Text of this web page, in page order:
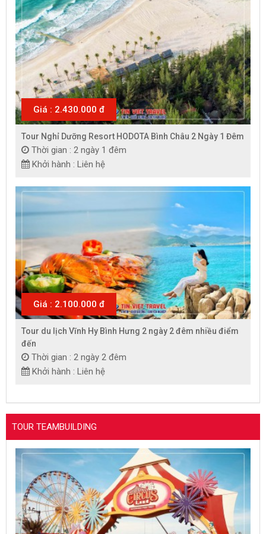
Giá : 2.430.000 đ
Tour Nghỉ Dưỡng Resort HODOTA Bình Châu 2 Ngày 1 Đêm
Thời gian : 2 ngày 1 đêm
Khởi hành : Liên hệ
Giá : 2.100.000 đ
Tour du lịch Vĩnh Hy Bình Hưng 2 ngày 2 đêm nhiều điểm
đến
Thời gian : 2 ngày 2 đêm
Khởi hành : Liên hệ
TOUR TEAMBUILDING